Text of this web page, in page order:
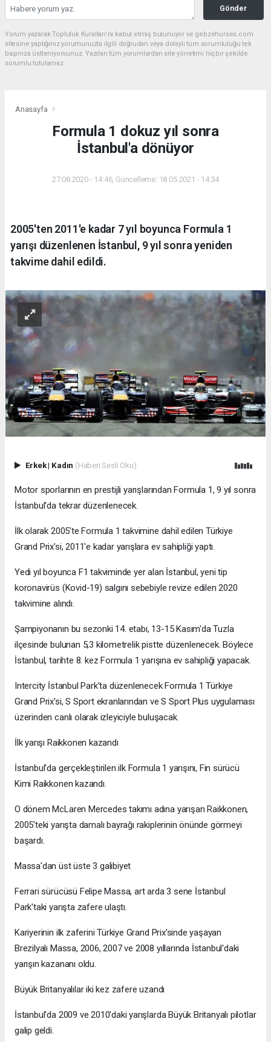
Gönder
Yorum yazarak Topluluk Kuralları’nı kabul etmiş bulunuyor ve gebzehurses.com
sitesine yaptığınız yorumunuzla ilgili doğrudan veya dolaylı tüm sorumluluğu tek
başınıza üstleniyorsunuz. Yazılan tüm yorumlardan site yönetimi hiçbir şekilde
sorumlu tutulamaz.
Anasayfa
Formula 1 dokuz yıl sonra
İstanbul'a dönüyor
27.08.2020 - 14:46, Güncelleme: 18.05.2021 - 14:34
2005'ten 2011'e kadar 7 yıl boyunca Formula 1
yarışı düzenlenen İstanbul, 9 yıl sonra yeniden
takvime dahil edildi.
Erkek| Kadın (Haberi Sesli Oku)
Motor sporlarının en prestijli yarışlarından Formula 1, 9 yıl sonra
İstanbul'da tekrar düzenlenecek.
İlk olarak 2005'te Formula 1 takvimine dahil edilen Türkiye
Grand Prix'si, 2011'e kadar yarışlara ev sahipliği yaptı.
Yedi yıl boyunca F1 takviminde yer alan İstanbul, yeni tip
koronavirüs (Kovid-19) salgını sebebiyle revize edilen 2020
takvimine alındı.
Şampiyonanın bu sezonki 14. etabı, 13-15 Kasım'da Tuzla
ilçesinde bulunan 5,3 kilometrelik pistte düzenlenecek. Böylece
İstanbul, tarihte 8. kez Formula 1 yarışına ev sahipliği yapacak.
Intercity İstanbul Park’ta düzenlenecek Formula 1 Türkiye
Grand Prix'si, S Sport ekranlarından ve S Sport Plus uygulaması
üzerinden canlı olarak izleyiciyle buluşacak.
İlk yarışı Raikkonen kazandı
İstanbul'da gerçekleştirilen ilk Formula 1 yarışını, Fin sürücü
Kimi Raikkonen kazandı.
O dönem McLaren Mercedes takımı adına yarışan Raikkonen,
2005'teki yarışta damalı bayrağı rakiplerinin önünde görmeyi
başardı.
Massa'dan üst üste 3 galibiyet
Ferrari sürücüsü Felipe Massa, art arda 3 sene İstanbul
Park'taki yarışta zafere ulaştı.
Kariyerinin ilk zaferini Türkiye Grand Prix'sinde yaşayan
Brezilyalı Massa, 2006, 2007 ve 2008 yıllarında İstanbul'daki
yarışın kazananı oldu.
Büyük Britanyalılar iki kez zafere uzandı
İstanbul'da 2009 ve 2010'daki yarışlarda Büyük Britanyalı pilotlar
galip geldi.